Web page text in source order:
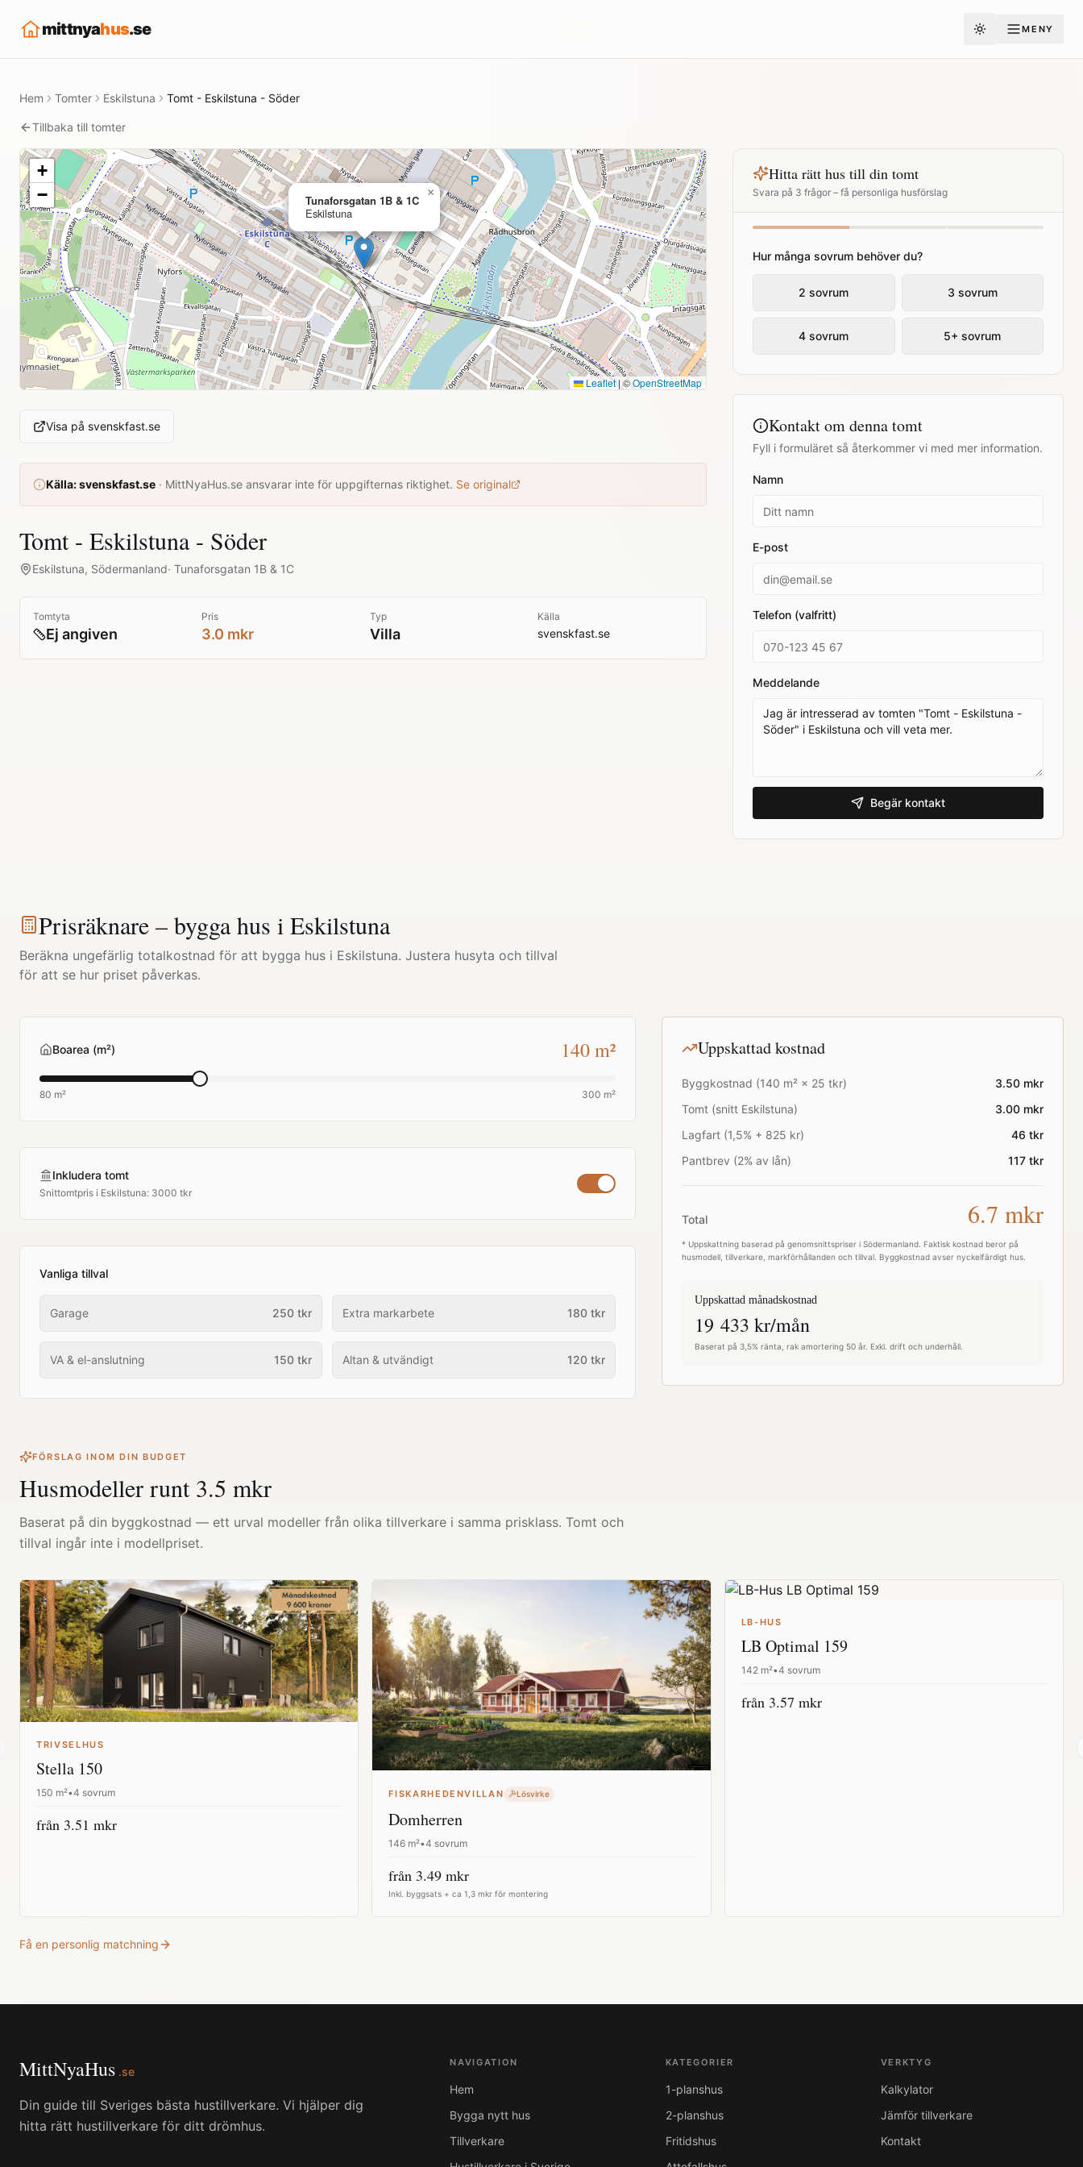
mittnyahus.se Toggle theme
MENY
Hem Tomter Eskilstuna Tomt - Eskilstuna - Söder
Tillbaka till tomter
Tunaforsgatan 1B & 1C
Eskilstuna
×
+
−
Leaflet |©OpenStreetMap
Visa på svenskfast.se
Källa:svenskfast.se · MittNyaHus.se ansvarar inte för uppgifternas riktighet. Se original
Tomt - Eskilstuna - Söder
Eskilstuna, Södermanland· Tunaforsgatan 1B & 1C
Tomtyta
Ej angiven
Pris
3.0 mkr
Typ
Villa
Källa
svenskfast.se
Hitta rätt hus till din tomt
Svara på 3 frågor – få personliga husförslag
Hur många sovrum behöver du?
2 sovrum 3 sovrum
4 sovrum 5+ sovrum
Kontakt om denna tomt
Fyll i formuläret så återkommer vi med mer information.
Namn
E-post
Telefon (valfritt)
Meddelande
Begär kontakt
Prisräknare – bygga hus i Eskilstuna
Beräkna ungefärlig totalkostnad för att bygga hus i Eskilstuna. Justera husyta och tillval
för att se hur priset påverkas.
Boarea (m²) 140m²
80 m² 300 m²
Inkludera tomt
Snittomtpris i Eskilstuna: 3000 tkr
Vanliga tillval
Garage 250 tkr Extra markarbete 180tkr
VA & el-anslutning 150 tkr Altan & utvändigt 120tkr
Uppskattad kostnad
Byggkostnad (140 m² × 25 tkr) 3.50mkr
Tomt (snitt Eskilstuna) 3.00mkr
Lagfart (1,5% + 825 kr)
46 tkr
Pantbrev (2% av lån)
117tkr
Total 6.7 mkr
* Uppskattning baserad på genomsnittspriser i Södermanland. Faktisk kostnad beror på
husmodell, tillverkare, markförhållanden och tillval. Byggkostnad avser nyckelfärdigt hus.
Uppskattad månadskostnad
19 433 kr/mån
Baserat på 3,5% ränta, rak amortering 50 år. Exkl. drift och underhåll.
FÖRSLAG INOM DIN BUDGET
Husmodeller runt 3.5 mkr
Baserat på din byggkostnad — ett urval modeller från olika tillverkare i samma prisklass. Tomt och
tillval ingår inte i modellpriset.
TRIVSELHUS
Stella 150
150 m²•4 sovrum
från 3.51 mkr
FISKARHEDENVILLAN Lösvirke
Domherren
146 m²•4 sovrum
från 3.49 mkr
Inkl. byggsats + ca 1,3 mkr för montering
LB-HUS
LB Optimal 159
142m²•4 sovrum
från 3.57 mkr
Få en personlig matchning
MittNyaHus .se
Din guide till Sveriges bästa hustillverkare. Vi hjälper dig
hitta rätt hustillverkare för ditt drömhus.
NAVIGATION
Hem
Bygga nytt hus
Tillverkare
KATEGORIER
1-planshus
2-planshus
Fritidshus
VERKTYG
Kalkylator
Jämför tillverkare
Kontakt